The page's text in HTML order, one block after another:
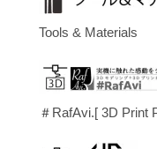
Tools & Materials
＃RafAvi.[ 3D Print